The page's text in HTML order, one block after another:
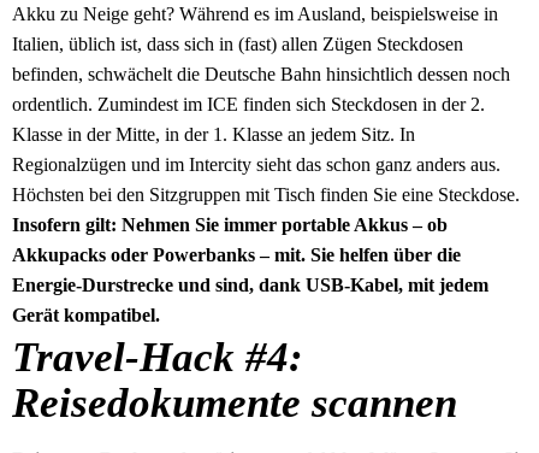
Akku zu Neige geht? Während es im Ausland, beispielsweise in
Italien, üblich ist, dass sich in (fast) allen Zügen Steckdosen
befinden, schwächelt die Deutsche Bahn hinsichtlich dessen noch
ordentlich. Zumindest im ICE finden sich Steckdosen in der 2.
Klasse in der Mitte, in der 1. Klasse an jedem Sitz. In
Regionalzügen und im Intercity sieht das schon ganz anders aus.
Höchsten bei den Sitzgruppen mit Tisch finden Sie eine Steckdose.
Insofern gilt: Nehmen Sie immer portable Akkus – ob
Akkupacks oder Powerbanks – mit. Sie helfen über die
Energie-Durstrecke und sind, dank USB-Kabel, mit jedem
Gerät kompatibel.
Travel-Hack #4:
Reisedokumente scannen